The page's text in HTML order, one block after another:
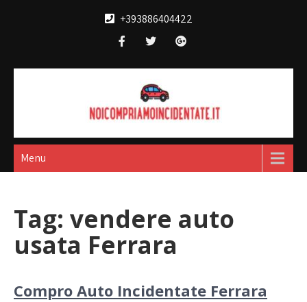
+393886404422
Noi compriamo
incidentate
broker acquisto e vendita automobili
Menu
Tag: vendere auto
usata Ferrara
Compro Auto Incidentate Ferrara